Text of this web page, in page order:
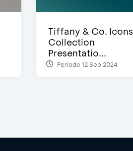
Tiffany & Co. Icons
Collection
Presentatio...
Periode 12 Sep 2024